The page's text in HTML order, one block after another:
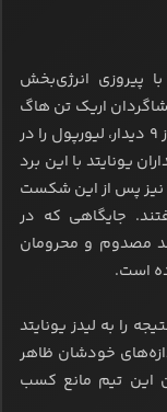
پیروزی انرژی‌بخش
شاگردان اریک تن هاگ
با یک نمایش هجومی و پرتلاش توانستند پس از ۹ دیدار، لیورپول را در
یونایتد با این برد
نیز پس از این شکست
جایگاهی که در
مصدوم و محرومان
است.
مهم این هفته چلسی با ۳ گل نتیجه را به لیدز یونایتد
خودشان ظاهر
این تیم مانع کسب